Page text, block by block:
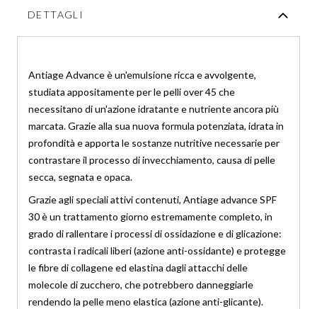
DETTAGLI
Antiage Advance è un'emulsione ricca e avvolgente,
studiata appositamente per le pelli over 45 che
necessitano di un'azione idratante e nutriente ancora più
marcata. Grazie alla sua nuova formula potenziata, idrata in
profondità e apporta le sostanze nutritive necessarie per
contrastare il processo di invecchiamento, causa di pelle
secca, segnata e opaca.
Grazie agli speciali attivi contenuti, Antiage advance SPF
30 è un trattamento giorno estremamente completo, in
grado di rallentare i processi di ossidazione e di glicazione:
contrasta i radicali liberi (azione anti-ossidante) e protegge
le fibre di collagene ed elastina dagli attacchi delle
molecole di zucchero, che potrebbero danneggiarle
rendendo la pelle meno elastica (azione anti-glicante).